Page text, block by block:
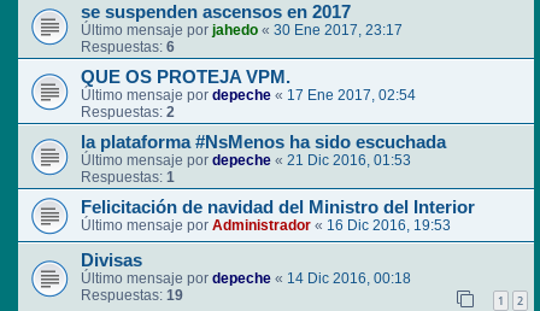
se suspenden ascensos en 2017
Último mensaje por jahedo « 30 Ene 2017, 23:17
Respuestas: 6
QUE OS PROTEJA VPM.
Último mensaje por depeche « 17 Ene 2017, 02:54
Respuestas: 2
la plataforma #NsMenos ha sido escuchada
Último mensaje por depeche « 21 Dic 2016, 01:53
Respuestas: 1
Felicitación de navidad del Ministro del Interior
Último mensaje por Administrador « 16 Dic 2016, 19:53
Divisas
Último mensaje por depeche « 14 Dic 2016, 00:18
Respuestas: 19 1 2